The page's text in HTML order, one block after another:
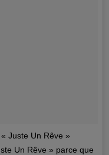
Juste Un Rêve »
Un Rêve » parce que